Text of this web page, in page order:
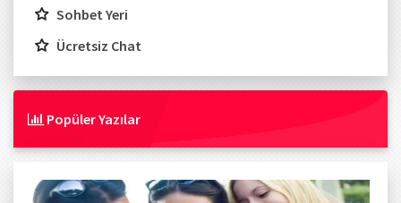
Sohbet Yeri
Ücretsiz Chat
Popüler Yazılar